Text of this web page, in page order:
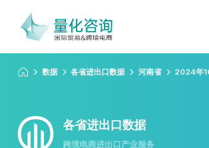
数据 各省进出口数据 河南省 2024年
各省进出口数据
跨境电商进出口产业服务